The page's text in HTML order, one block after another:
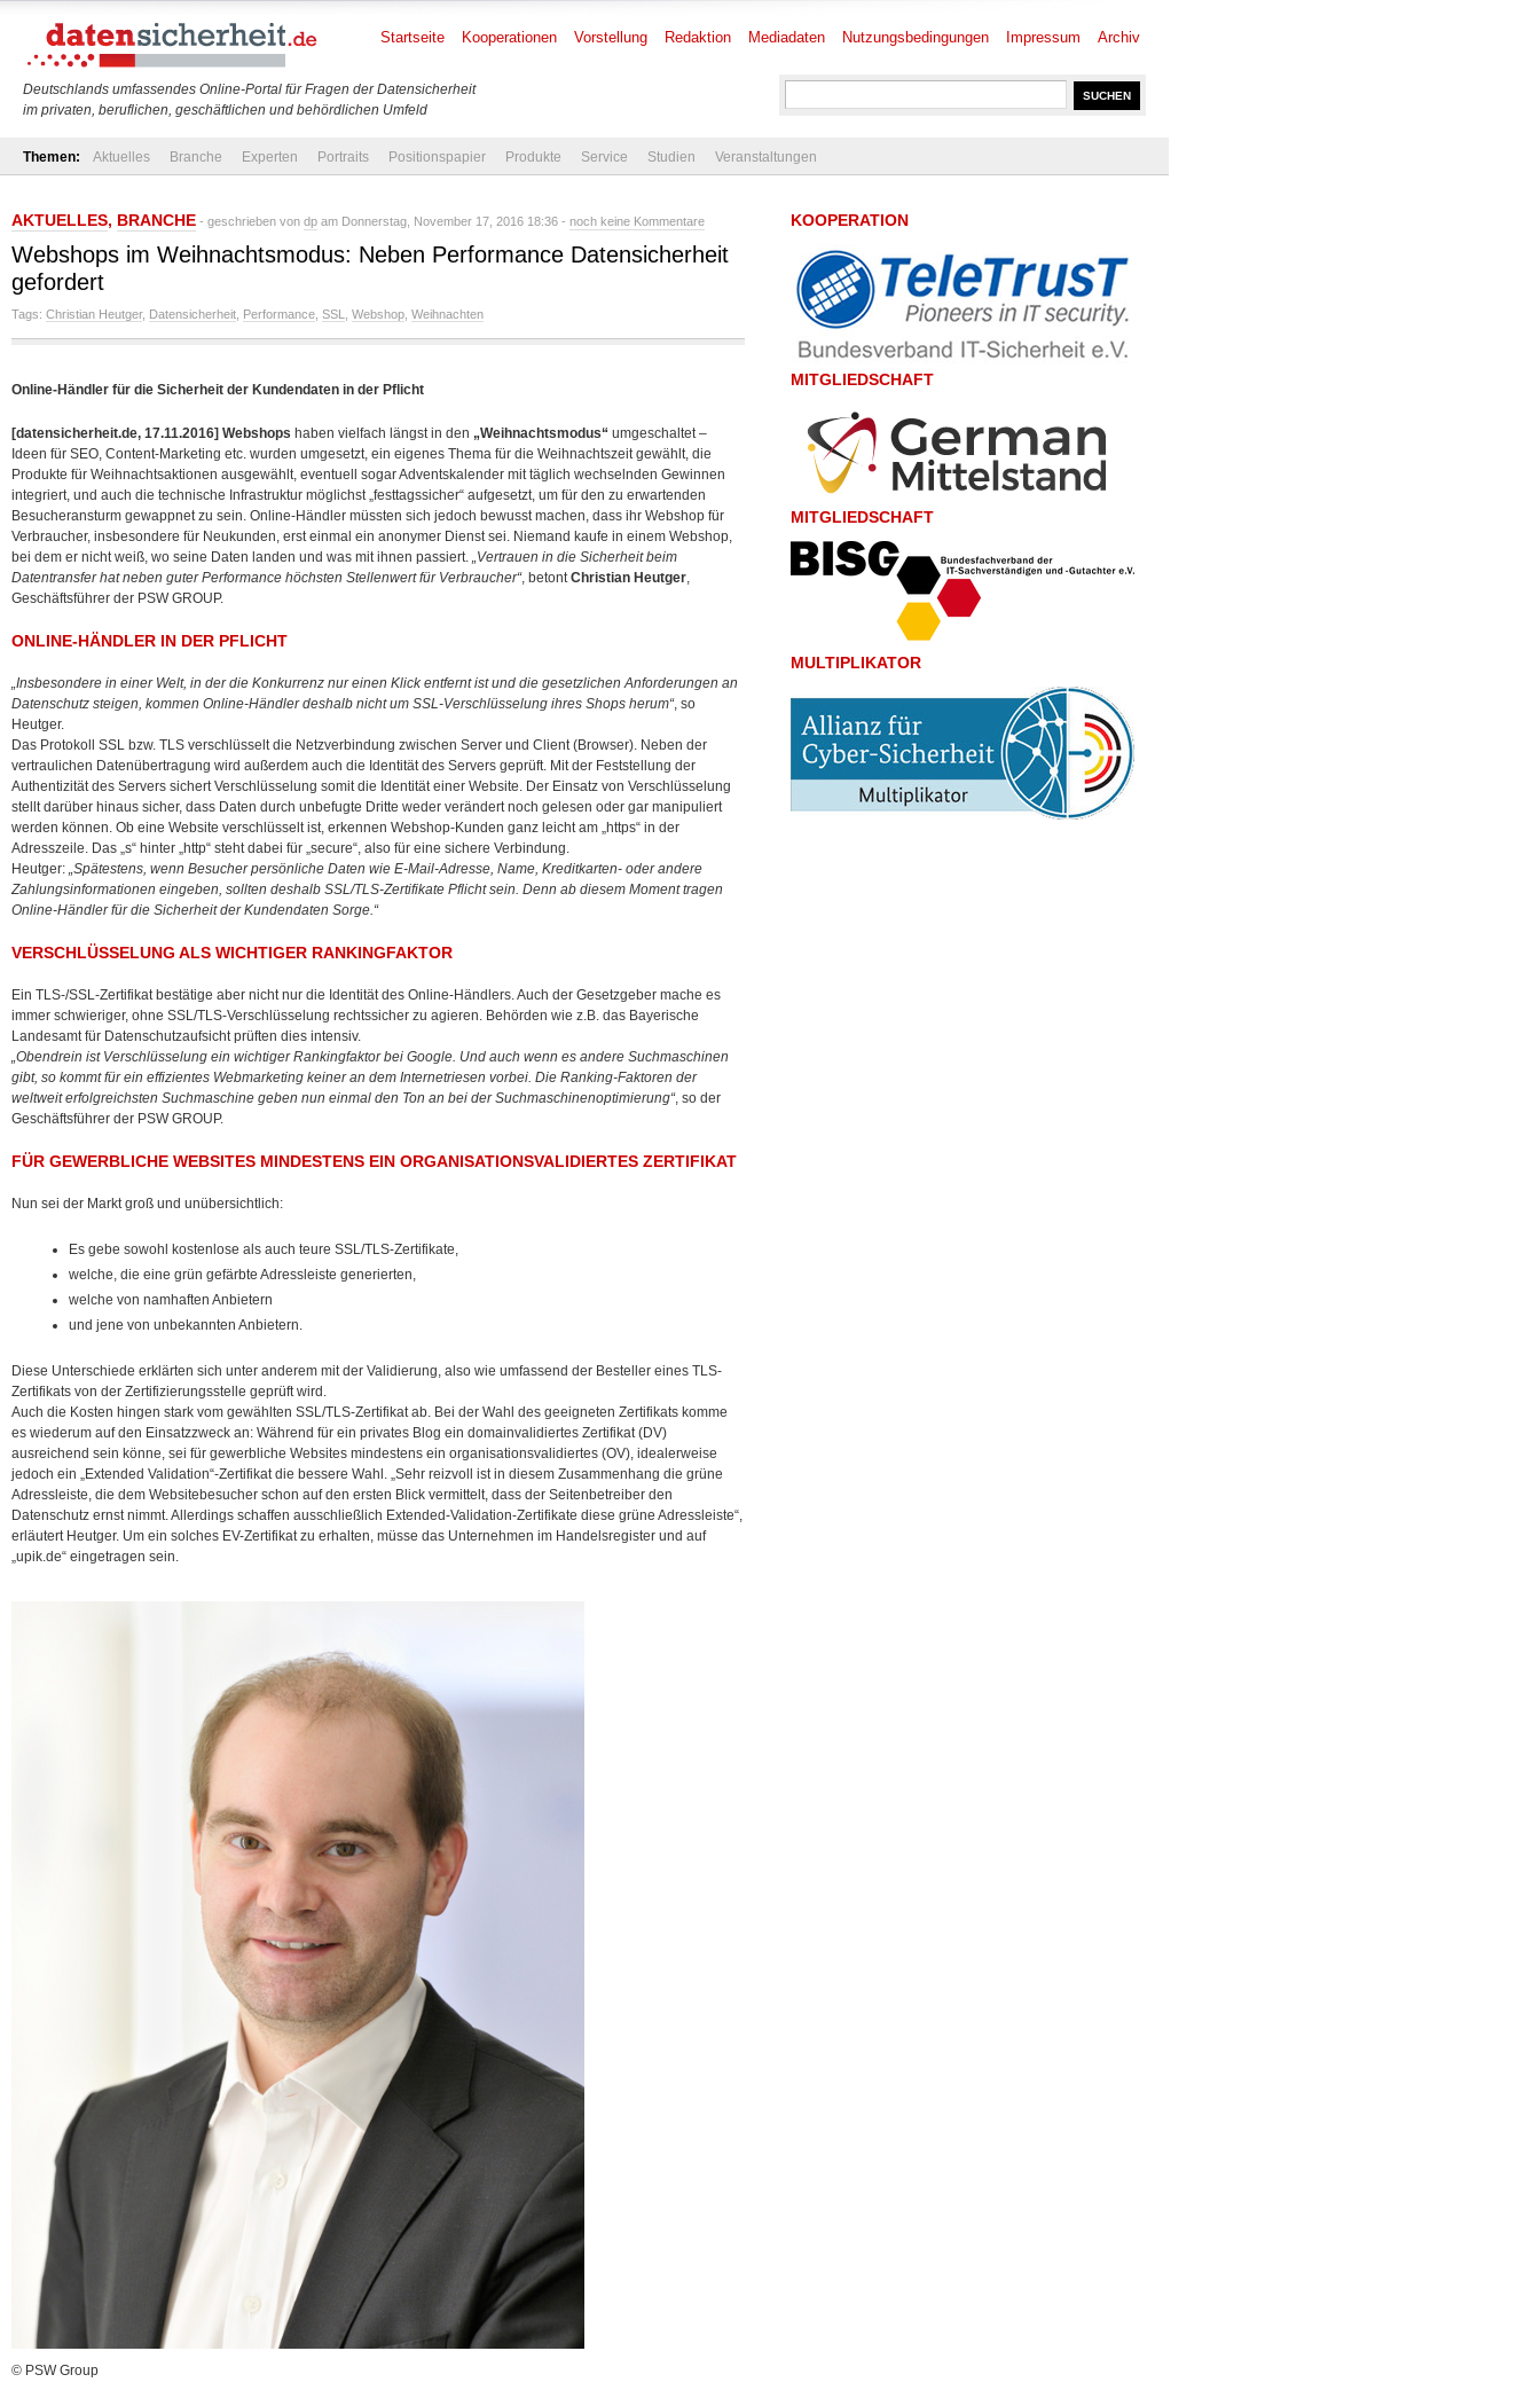
Deutschlands umfassendes Online-Portal für Fragen der Datensicherheit
im privaten, beruflichen, geschäftlichen und behördlichen Umfeld
Startseite Kooperationen Vorstellung Redaktion Mediadaten Nutzungsbedingungen Impressum Archiv
Themen: Aktuelles Branche Experten Portraits Positionspapier Produkte Service Studien Veranstaltungen
AKTUELLES, BRANCHE - geschrieben von dp am Donnerstag, November 17, 2016 18:36 - noch keine Kommentare
Webshops im Weihnachtsmodus: Neben Performance Datensicherheit
gefordert
Tags: Christian Heutger, Datensicherheit Performance SSL Webshop Weihnachten
Online-Händler für die Sicherheit der Kundendaten in der Pflicht
[datensicherheit.de, 17.11.2016] Webshops haben vielfach längst in den „Weihnachtsmodus“ umgeschaltet –
Ideen für SEO, Content-Marketing etc. wurden umgesetzt, ein eigenes Thema für die Weihnachtszeit gewählt, die
Produkte für Weihnachtsaktionen ausgewählt, eventuell sogar Adventskalender mit täglich wechselnden Gewinnen
integriert, und auch die technische Infrastruktur möglichst „festtagssicher“ aufgesetzt, um für den zu erwartenden
Besucheransturm gewappnet zu sein. Online-Händler müssten sich jedoch bewusst machen, dass ihr Webshop für
Verbraucher, insbesondere für Neukunden, erst einmal ein anonymer Dienstsei. Niemand kaufe in einem Webshop,
bei dem er nicht weiß, wo seine Daten landen und was mit ihnen passiert. „Vertrauen in die Sicherheit beim
Datentransfer hat neben guter Performance höchsten Stellenwert für Verbraucher“, betontChristian Heutger,
Geschäftsführer der PSW GROUP.
ONLINE-HÄNDLER IN DER PFLICHT
„Insbesondere in einer Welt, in der die Konkurrenz nur einen Klick entfernt ist und die gesetzlichen Anforderungen an
Datenschutz steigen, kommen Online-Händler deshalb nicht um SSL-Verschlüsselung ihres Shops herum“, so
Heutger.
Das Protokoll SSL bzw. TLS verschlüsselt die Netzverbindung zwischen Server und Client (Browser). Neben der
vertraulichen Datenübertragung wird außerdem auch die Identität des Servers geprüft. Mit der Feststellung der
Authentizität des Servers sichert Verschlüsselung somit die Identität einer Website. Der Einsatz von Verschlüsselung
stellt darüber hinaus sicher, dass Daten durch unbefugte Dritte weder verändert noch gelesen oder gar manipuliert
werden können. Ob eine Website verschlüsselt ist, erkennen Webshop-Kunden ganz leicht am „https“ in der
Adresszeile. Das „s“ hinter „http“ steht dabei für „secure“, also für eine sichere Verbindung.
Heutger: „Spätestens, wenn Besucher persönliche Daten wie E-Mail-Adresse, Name, Kreditkarten- oder andere
Zahlungsinformationen eingeben, sollten deshalb SSL/TLS-Zertifikate Pflicht sein. Denn ab diesem Moment tragen
Online-Händler für die Sicherheit der Kundendaten Sorge.“
VERSCHLÜSSELUNG ALS WICHTIGER RANKINGFAKTOR
Ein TLS-/SSL-Zertifikat bestätige aber nicht nur die Identität des Online-Händlers. Auch der Gesetzgeber mache es
immer schwieriger, ohne SSL/TLS-Verschlüsselung rechtssicher zu agieren. Behörden wie z.B. das Bayerische
Landesamt für Datenschutzaufsicht prüften dies intensiv.
„Obendrein ist Verschlüsselung ein wichtiger Rankingfaktor bei Google. Und auch wenn es andere Suchmaschinen
gibt, so kommt für ein effizientes Webmarketing keiner an dem Internetriesen vorbei. Die Ranking-Faktoren der
weltweit erfolgreichsten Suchmaschine geben nun einmal den Ton an bei der Suchmaschinenoptimierung“, so der
Geschäftsführer der PSW GROUP.
FÜR GEWERBLICHE WEBSITES MINDESTENS EIN ORGANISATIONSVALIDIERTES ZERTIFIKAT
Nun sei der Markt groß und unübersichtlich:
Es gebe sowohl kostenlose als auch teure SSL/TLS-Zertifikate,
welche, die eine grün gefärbte Adressleiste generierten,
welche von namhaften Anbietern
und jene von unbekannten Anbietern.
Diese Unterschiede erklärten sich unter anderem mit der Validierung, also wie umfassend der Besteller eines TLS-
Zertifikats von der Zertifizierungsstelle geprüft wird.
Auch die Kosten hingen stark vom gewählten SSL/TLS-Zertifikat ab. Bei der Wahl des geeigneten Zertifikats komme
es wiederum auf den Einsatzzweck an: Während für ein privates Blog ein domainvalidiertes Zertifikat (DV)
ausreichend sein könne, sei für gewerbliche Websites mindestens ein organisationsvalidiertes (OV), idealerweise
jedoch ein „Extended Validation“-Zertifikat die bessere Wahl. „Sehr reizvoll ist in diesem Zusammenhang die grüne
Adressleiste, die dem Websitebesucher schon auf den ersten Blick vermittelt, dass der Seitenbetreiber den
Datenschutz ernst nimmt. Allerdings schaffen ausschließlich Extended-Validation-Zertifikate diese grüne Adressleiste“,
erläutert Heutger. Um ein solches EV-Zertifikat zu erhalten, müsse das Unternehmen im Handelsregister und auf
„upik.de“ eingetragen sein.
© PSW Group
KOOPERATION
MITGLIEDSCHAFT
MITGLIEDSCHAFT
MULTIPLIKATOR